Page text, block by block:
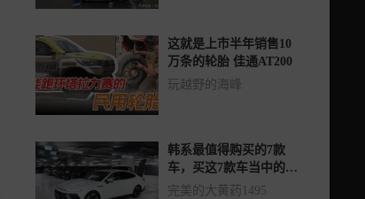
这就是上市半年销售10
万条的轮胎 佳通AT200
玩越野的海峰
韩系最值得购买的7款
车，买这7款车当中的任
意一款，你都不会后悔
完美的大黄药1495